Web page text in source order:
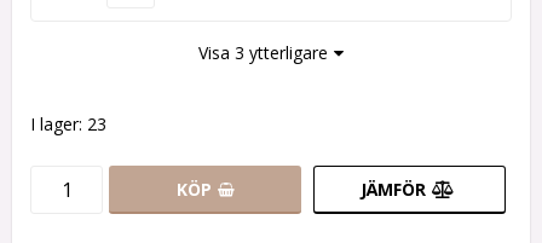
Visa 3 ytterligare
I lager: 23
KÖP JÄMFÖR